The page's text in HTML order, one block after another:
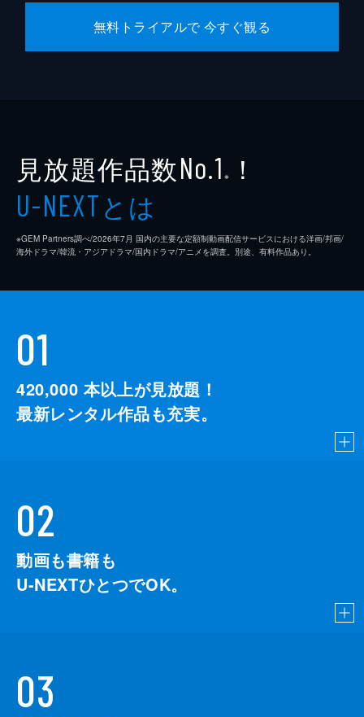
無料トライアルで 今すぐ観る
見放題作品数No.1 ※ ！
U-NEXTとは
※GEM Partners調べ/2026年7⽉ 国内の主要な定額制動画配信サービスにおける洋画/邦画/
海外ドラマ/韓流・アジアドラマ/国内ドラマ/アニメを調査。別途、有料作品あり。
01
420,000 本以上が見放題！
最新レンタル作品も充実。
02
動画も書籍も
U-NEXTひとつでOK。
03